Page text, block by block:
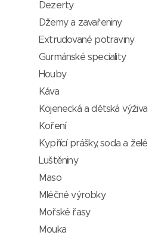
Dezerty
Džemy a zavařeniny
Extrudované potraviny
Gurmánské speciality
Houby
Káva
Kojenecká a dětská výživa
Koření
Kypřící prášky, soda a želé
Luštěniny
Maso
Mléčné výrobky
Mořské řasy
Mouka